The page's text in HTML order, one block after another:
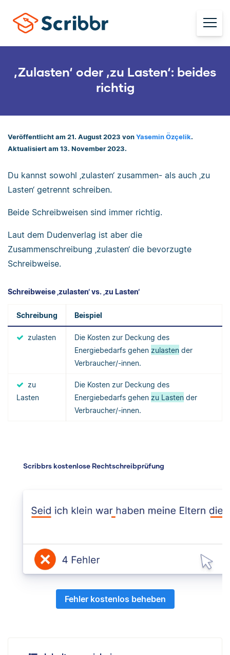
‚Zulasten‘ oder ‚zu Lasten‘: beides
richtig
Veröffentlicht am 21. August 2023 von Yasemin Özçelik.
Aktualisiert am 13. November 2023.
Du kannst sowohl ‚zulasten‘ zusammen- als auch ‚zu
Lasten‘ getrennt schreiben.
Beide Schreibweisen sind immer richtig.
Laut dem Dudenverlag ist aber die
Zusammenschreibung ‚zulasten‘ die bevorzugte
Schreibweise.
Schreibweise ‚zulasten‘ vs. ‚zu Lasten‘
Schreibung Beispiel
zulasten
Die Kosten zur Deckung des
Energiebedarfs gehen zulasten der
Verbraucher/-innen.
zu
Lasten
Die Kosten zur Deckung des
Energiebedarfs gehen zu Lasten der
Verbraucher/-innen.
Scribbrs kostenlose Rechtschreibprüfung
Fehler kostenlos beheben